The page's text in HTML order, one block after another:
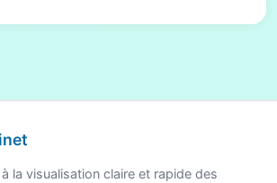
la visualisation claire et rapide des